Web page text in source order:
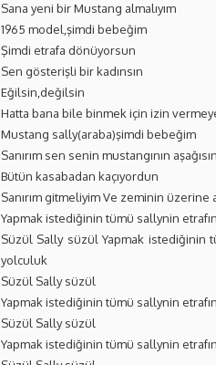
Sana yeni bir Mustang almalıyım
1965 model,şimdi bebeğim
Şimdi etrafa dönüyorsun
Sen gösterişli bir kadınsın
Eğilsin,değilsin
Hatta bana bile binmek için izin
Mustang sally(araba)şimdi bebeğim
Sanırım sen senin mustangının
Bütün kasabadan kaçıyordun
Sanırım gitmeliyim Ve zeminin üzerine
Yapmak istediğinin tümü sallynin
Süzül Sally süzül Yapmak istediğinin
yolculuk
Süzül Sally süzül
Yapmak istediğinin tümü sallynin
Süzül Sally süzül
Yapmak istediğinin tümü sallynin